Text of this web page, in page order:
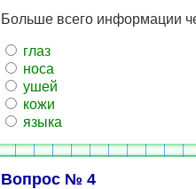
Больше всего информации
глаз
носа
ушей
кожи
языка
Вопрос № 4